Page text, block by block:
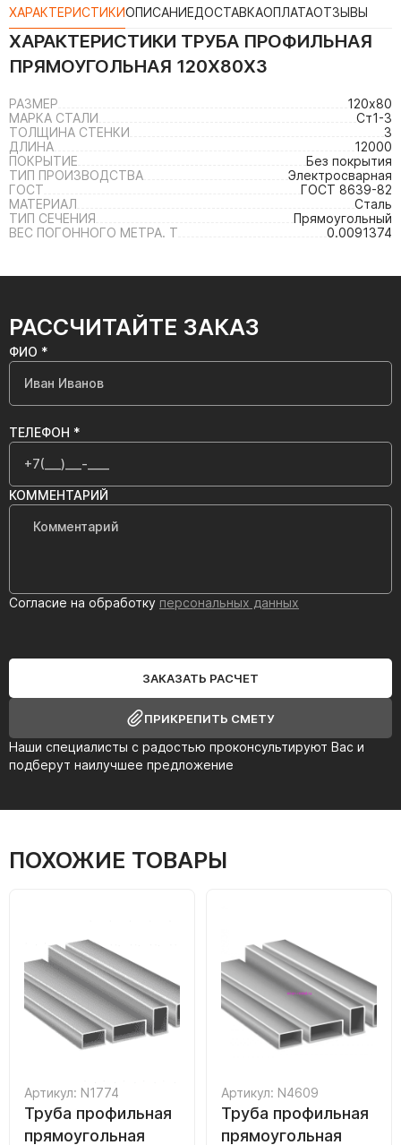
ХАРАКТЕРИСТИКИОПИСАНИЕДОСТАВКАОПЛАТАОТЗЫВЫ
ХАРАКТЕРИСТИКИ ТРУБА ПРОФИЛЬНАЯ
ПРЯМОУГОЛЬНАЯ 120Х80Х3
РАЗМЕР
120х80
МАРКА СТАЛИ
Ст1-3
ТОЛЩИНА СТЕНКИ
3
ДЛИНА
12000
ПОКРЫТИЕ
Без покрытия
ТИП ПРОИЗВОДСТВА
Электросварная
ГОСТ
ГОСТ 8639-82
МАТЕРИАЛ
Сталь
ТИП СЕЧЕНИЯ
Прямоугольный
ВЕС ПОГОННОГО МЕТРА. Т
0.0091374
РАССЧИТАЙТЕ ЗАКАЗ
Наши специалисты с радостью проконсультируют Вас и
подберут наилучшее предложение
ФИО *
ТЕЛЕФОН *
КОММЕНТАРИЙ
Согласие на обработку персональных данных
ЗАКАЗАТЬ РАСЧЕТ
ПРИКРЕПИТЬ СМЕТУ
ПОХОЖИЕ ТОВАРЫ
Артикул: N1774
Труба профильная
прямоугольная
Артикул: N4609
Труба профильная
прямоугольная